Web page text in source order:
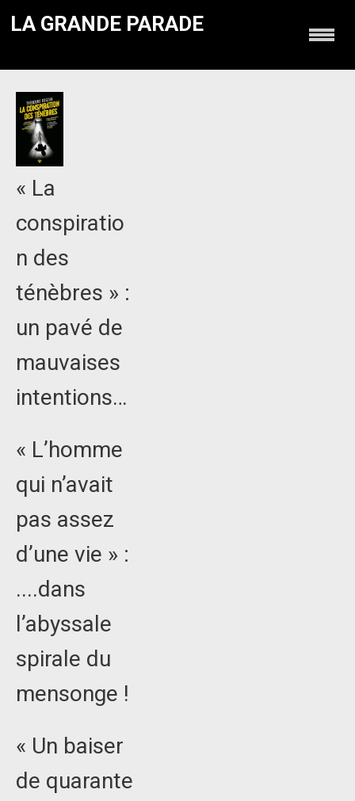
LA GRANDE PARADE
« La
conspiratio
n des
ténèbres » :
un pavé de
mauvaises
intentions…
« L’homme
qui n’avait
pas assez
d’une vie » :
....dans
l’abyssale
spirale du
mensonge !
« Un baiser
de quarante